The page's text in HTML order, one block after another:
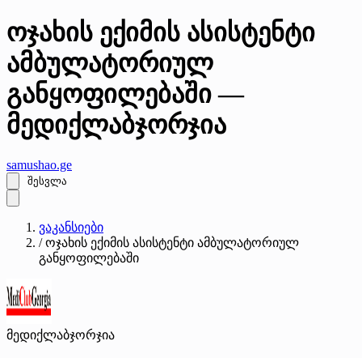
ოჯახის ექიმის ასისტენტი
ამბულატორიულ
განყოფილებაში —
მედიქლაბჯორჯია
samushao.ge
შესვლა
ვაკანსიები
/ ოჯახის ექიმის ასისტენტი ამბულატორიულ
განყოფილებაში
მედიქლაბჯორჯია